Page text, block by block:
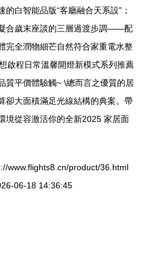
白智能品版“客廳融合天系設”；
合歲末座談的三層過渡步調——配
完全潤物細芒自然符合家重電水整
啟程日常溫馨開燈新模式系列推薦
質平價體驗觸~ \總而言之優質的居
卻大面積滿足光線結構的典案。帶
境從容激活你的全新2025 家居面
www.flights8.cn/product/36.html
06-18 14:36:45